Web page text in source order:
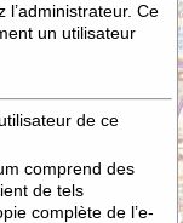
l’administrateur. Ce
un utilisateur
de ce
comprend des
de tels
complète de l’e-